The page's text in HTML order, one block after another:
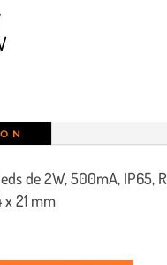
de 2W, 500mA, IP65,
x 21 mm